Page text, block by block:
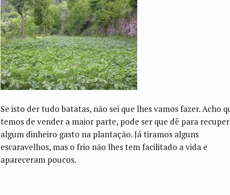
Se isto der tudo batatas, não sei que lhes vamos fazer. Acho
temos de vender a maior parte, pode ser que dê para
algum dinheiro gasto na plantação. Já tiramos alguns
escaravelhos, mas o frio não lhes tem facilitado a vida e
apareceram poucos.